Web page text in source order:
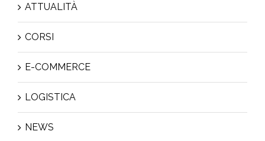
ATTUALITÀ
CORSI
E-COMMERCE
LOGISTICA
NEWS